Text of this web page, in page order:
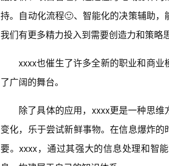
持。自动化流程🙂、智能化的决策辅助
我们有更多精力投入到需要创造力和策略
xxxx也催生了许多全新的职业和商
了广阔的舞台。
除了具体的应用，xxxx更是一种思
变化，乐于尝试新鲜事物。在信息爆炸
要。xxxx，通过其强大的信息处理和智